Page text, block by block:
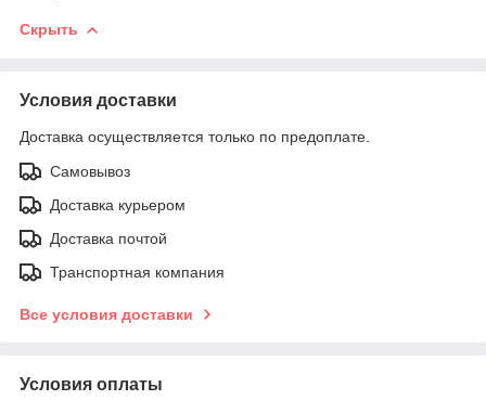
Скрыть
Условия доставки
Доставка осуществляется только по предоплате.
Самовывоз
Доставка курьером
Доставка почтой
Транспортная компания
Все условия доставки
Условия оплаты